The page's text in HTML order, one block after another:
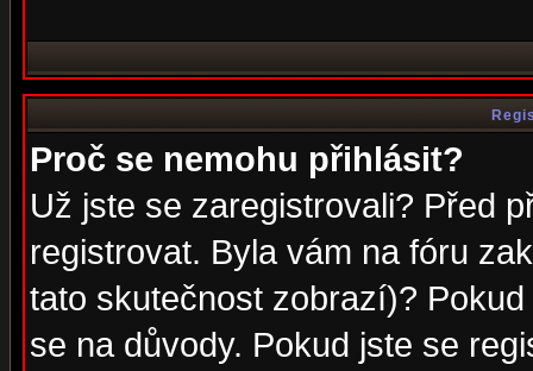
Proč se nemohu přihlásit?
Už jste se zaregistrovali? Před
registrovat. Byla vám na fóru
tato skutečnost zobrazí)?
se na důvody. Pokud jste se